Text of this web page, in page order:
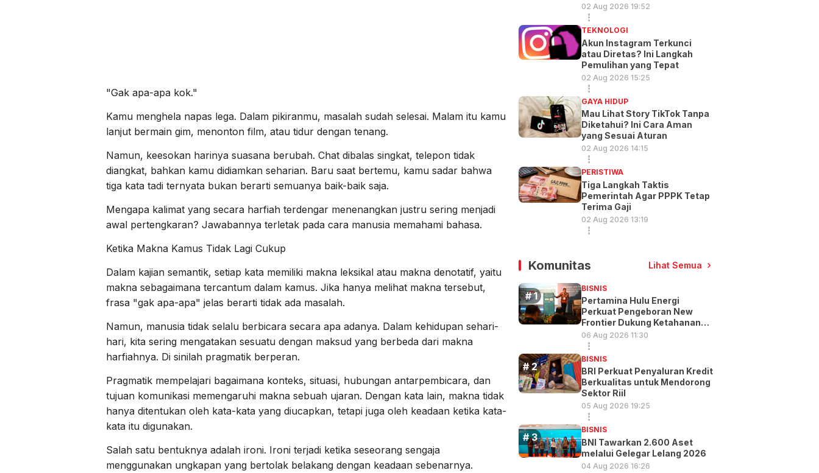
"Gak apa-apa kok."
Kamu menghela napas lega. Dalam pikiranmu, masalah sudah selesai. Malam itu kamu
lanjut bermain gim, menonton film, atau tidur dengan tenang.
Namun, keesokan harinya suasana berubah. Chat dibalas singkat, telepon tidak
diangkat, bahkan kamu didiamkan seharian. Baru saat bertemu, kamu sadar bahwa
tiga kata tadi ternyata bukan berarti semuanya baik-baik saja.
Mengapa kalimat yang secara harfiah terdengar menenangkan justru sering menjadi
awal pertengkaran? Jawabannya terletak pada cara manusia memahami bahasa.
Ketika Makna Kamus Tidak Lagi Cukup
Dalam kajian semantik, setiap kata memiliki makna leksikal atau makna denotatif, yaitu
makna sebagaimana tercantum dalam kamus. Jika hanya melihat makna tersebut,
frasa "gak apa-apa" jelas berarti tidak ada masalah.
Namun, manusia tidak selalu berbicara secara apa adanya. Dalam kehidupan sehari-
hari, kita sering mengatakan sesuatu dengan maksud yang berbeda dari makna
harfiahnya. Di sinilah pragmatik berperan.
Pragmatik mempelajari bagaimana konteks, situasi, hubungan antarpembicara, dan
tujuan komunikasi memengaruhi makna sebuah ujaran. Dengan kata lain, makna tidak
hanya ditentukan oleh kata-kata yang diucapkan, tetapi juga oleh keadaan ketika kata-
kata itu digunakan.
Salah satu bentuknya adalah ironi. Ironi terjadi ketika seseorang sengaja
menggunakan ungkapan yang bertolak belakang dengan keadaan sebenarnya.
02 Aug 2026 19:52
TEKNOLOGI
Akun Instagram Terkunci
atau Diretas? Ini Langkah
Pemulihan yang Tepat
02 Aug 2026 15:25
GAYA HIDUP
Mau Lihat Story TikTok Tanpa
Diketahui? Ini Cara Aman
yang Sesuai Aturan
02 Aug 2026 14:15
PERISTIWA
Tiga Langkah Taktis
Pemerintah Agar PPPK Tetap
Terima Gaji
02 Aug 2026 13:19
Komunitas Lihat Semua
BISNIS
Pertamina Hulu Energi
Perkuat Pengeboran New
Frontier Dukung Ketahanan
Energi
06 Aug 2026 11:30
BISNIS
BRI Perkuat Penyaluran Kredit
Berkualitas untuk Mendorong
Sektor Riil
05 Aug 2026 19:25
BISNIS
BNI Tawarkan 2.600 Aset
melalui Gelegar Lelang 2026
04 Aug 2026 16:26